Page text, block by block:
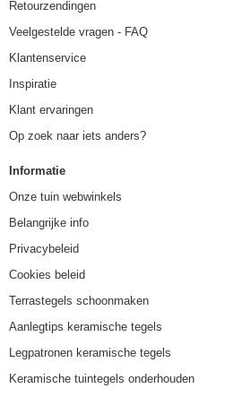
Retourzendingen
Veelgestelde vragen - FAQ
Klantenservice
Inspiratie
Klant ervaringen
Op zoek naar iets anders?
Informatie
Onze tuin webwinkels
Belangrijke info
Privacybeleid
Cookies beleid
Terrastegels schoonmaken
Aanlegtips keramische tegels
Legpatronen keramische tegels
Keramische tuintegels onderhouden